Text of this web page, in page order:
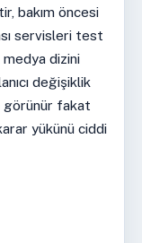
bakım öncesi
servisleri test
dizini
değişiklik
görünür fakat
yükünü ciddi